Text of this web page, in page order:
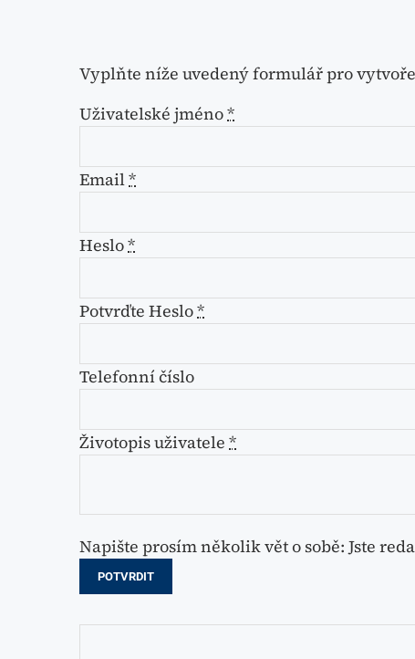
Vyplňte níže uvedený formulář pro
Uživatelské jméno*
Email*
Heslo*
Potvrďte Heslo*
Telefonní číslo
Životopis uživatele *
Napište prosím několik vět o sobě: Jste
POTVRDIT